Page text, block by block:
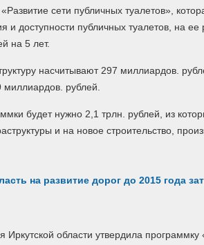
сети публичных туалетов»,
доступности публичных туалетов, на ее
на 5 лет.
насчитывают 297 миллиардов.
миллиардов. рублей.
будет нужно 2,1 трлн. рублей, из
и на новое строительство,
на развитие дорог до 2015 года
Иркутской области утвердила программку